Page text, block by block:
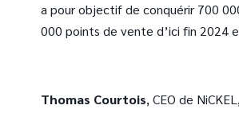
a pour objectif de conquérir 700
000 points de vente d’ici fin 2024
Thomas Courtois, CEO de